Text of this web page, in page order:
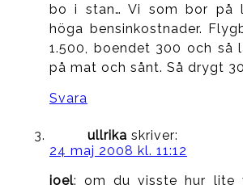
bo i stan… Vi som bor på
höga bensinkostnader.
1.500, boendet 300 och så
på mat och sånt. Så drygt
Svara
ullrika skriver:
24 maj 2008 kl. 11:12
joel: om du visste hur lite